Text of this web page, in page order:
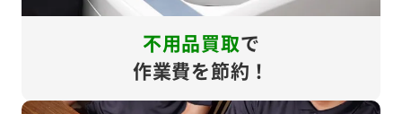
不用品買取で
作業費を節約！